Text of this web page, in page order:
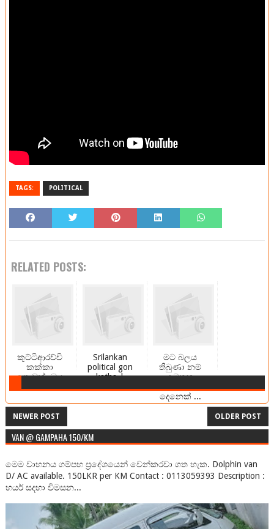
TAGS: POLITICAL
RELATED POSTS:
කුට්ටිආරච්චි
කක්කා
ගොඩක්, ඔය
Srilankan
political gon
katha |
මට බලය
තිබුණා නම්
මෙතන
දෙනෙක් ...
NEWER POST OLDER POST
VAN @ GAMPAHA 150/KM
මෙම වාහනය ගම්පහ ප්‍රදේශයෙන් වෙන්කරවා ගත හැක. Dolphin van
D/ AC available. 150LKR per KM Contact : 0113059393 Description :
හයර් සදහා විමසන...